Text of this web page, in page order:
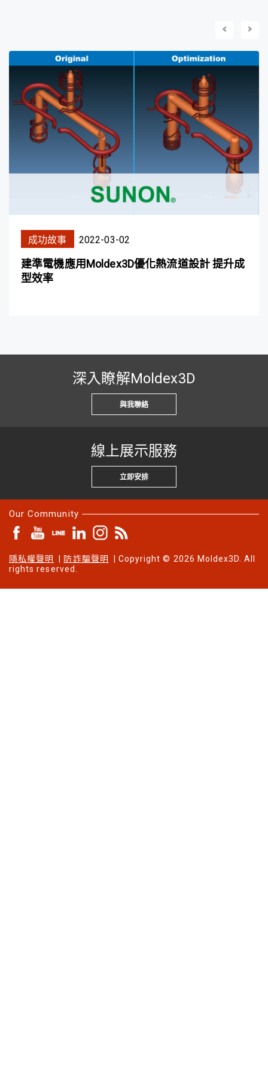
成功故事 2022-03-02
建準電機應用Moldex3D優化熱流道設計 提升成
型效率
深入瞭解Moldex3D
與我聯絡
線上展示服務
立即安排
Our Community
隱私權聲明 | 防詐騙聲明
| Copyright © 2026 Moldex3D. All
rights reserved.